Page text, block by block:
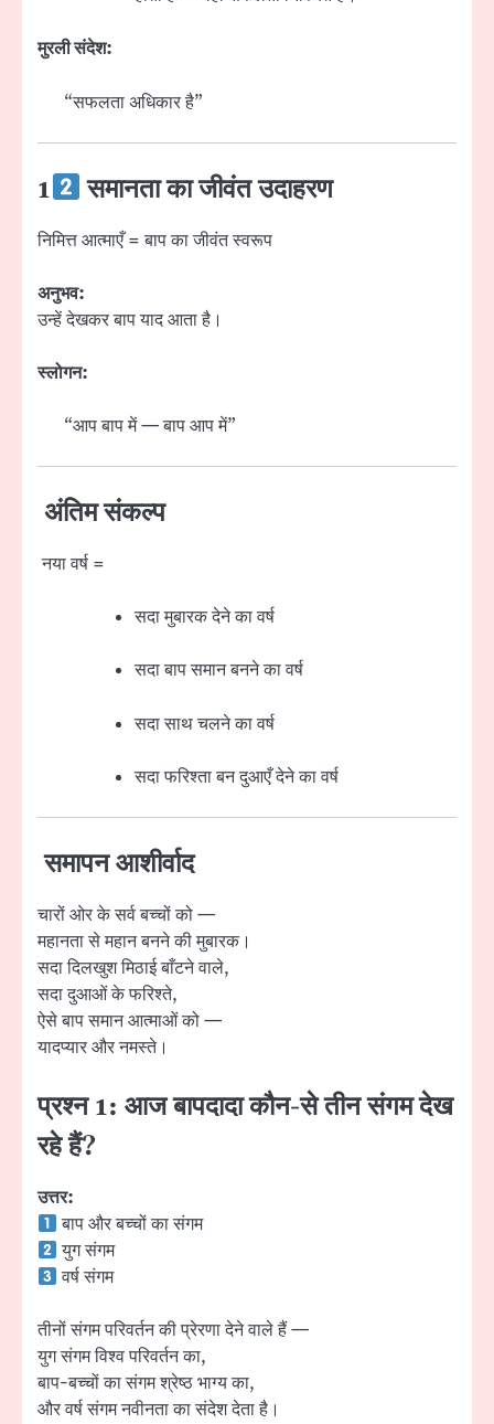
मुरली संदेश:
“सफलता अधिकार है”
1 समानता का जीवंत उदाहरण
निमित्त आत्माएँ = बाप का जीवंत स्वरूप
अनुभव:
उन्हें देखकर बाप याद आता है।
स्लोगन:
“आप बाप में — बाप आप में”
अंतिम संकल्प
नया वर्ष =
सदा मुबारक देने का वर्ष
सदा बाप समान बनने का वर्ष
सदा साथ चलने का वर्ष
सदा फरिश्ता बन दुआएँ देने का वर्ष
समापन आशीर्वाद
चारों ओर के सर्व बच्चों को —
महानता से महान बनने की मुबारक।
सदा दिलखुश मिठाई बाँटने वाले,
सदा दुआओं के फरिश्ते,
ऐसे बाप समान आत्माओं को —
यादप्यार और नमस्ते।
प्रश्न 1: आज बापदादा कौन-से तीन संगम देख
रहे हैं?
उत्तर:
बाप और बच्चों का संगम
युग संगम
वर्ष संगम
तीनों संगम परिवर्तन की प्रेरणा देने वाले हैं —
युग संगम विश्व परिवर्तन का,
बाप-बच्चों का संगम श्रेष्ठ भाग्य का,
और वर्ष संगम नवीनता का संदेश देता है।